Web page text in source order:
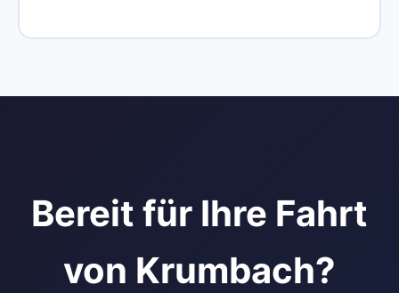
Bereit für Ihre Fahrt
von Krumbach?